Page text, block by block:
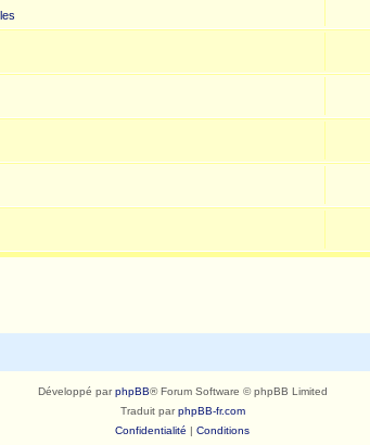
Développé parphpBB® Forum Software © phpBB Limited
Traduit parphpBB-fr.com
Confidentialité | Conditions